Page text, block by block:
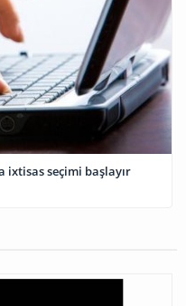
ixtisas seçimi başlayır